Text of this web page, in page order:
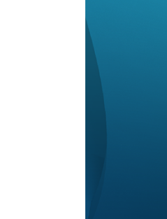
財
財
18:15 本
17:40 財
16:33 財
財